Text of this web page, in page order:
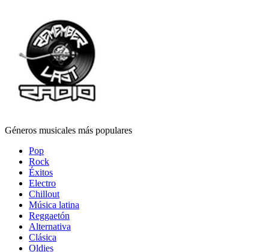
Géneros musicales más populares
Pop
Rock
Éxitos
Electro
Chillout
Música latina
Reggaetón
Alternativa
Clásica
Oldies